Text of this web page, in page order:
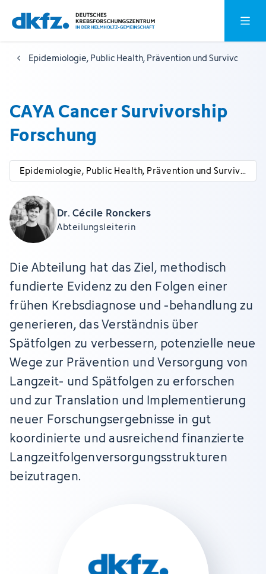
Zum
Hauptinhalt
springen
Zur
Fußzeile
springen
Epidemiologie, Public Health, Prävention und Survivorship
CAYA Cancer Survivorship
Forschung
Epidemiologie, Public Health, Prävention und Survivo
rship
Dr. Cécile Ronckers
Abteilungsleiterin
Die Abteilung hat das Ziel, methodisch
fundierte Evidenz zu den Folgen einer
frühen Krebsdiagnose und -behandlung zu
generieren, das Verständnis über
Spätfolgen zu verbessern, potenzielle neue
Wege zur Prävention und Versorgung von
Langzeit- und Spätfolgen zu erforschen
und zur Translation und Implementierung
neuer Forschungsergebnisse in gut
koordinierte und ausreichend finanzierte
Langzeitfolgenversorgungsstrukturen
beizutragen.